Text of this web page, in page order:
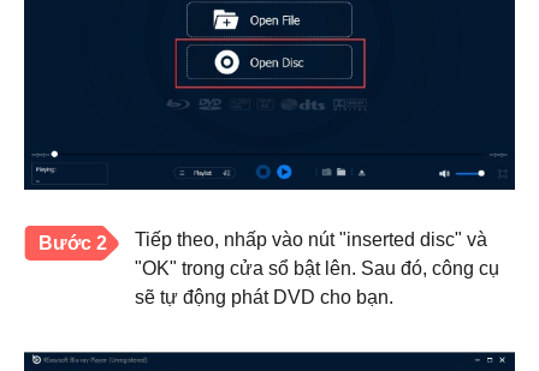
Bước 2
Tiếp theo, nhấp vào nút "inserted disc" và
"OK" trong cửa sổ bật lên. Sau đó, công cụ
sẽ tự động phát DVD cho bạn.